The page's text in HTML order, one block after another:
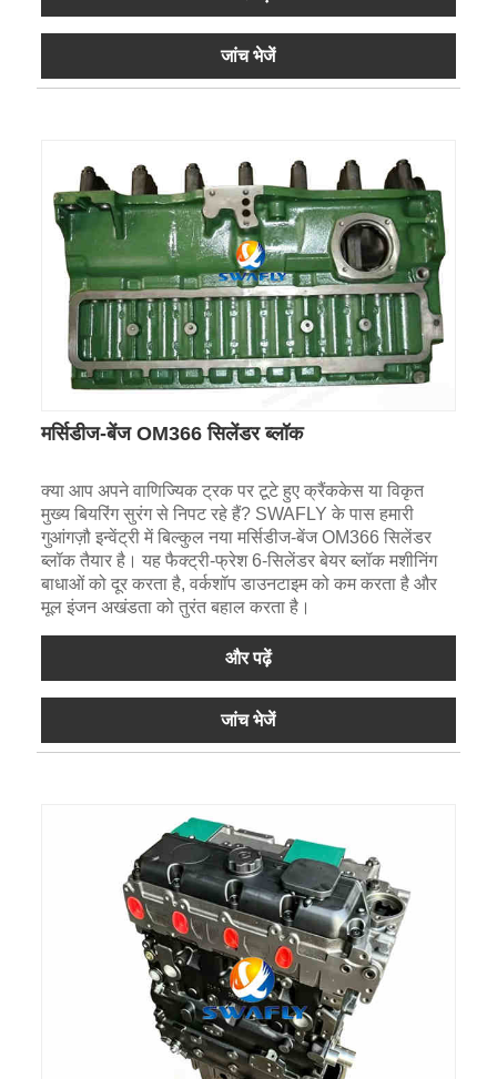
जांच भेजें
मर्सिडीज-बेंज OM366 सिलेंडर ब्लॉक
क्या आप अपने वाणिज्यिक ट्रक पर टूटे हुए क्रैंककेस या विकृत
मुख्य बियरिंग सुरंग से निपट रहे हैं? SWAFLY के पास हमारी
गुआंगज़ौ इन्वेंट्री में बिल्कुल नया मर्सिडीज-बेंज OM366 सिलेंडर
ब्लॉक तैयार है। यह फैक्ट्री-फ्रेश 6-सिलेंडर बेयर ब्लॉक मशीनिंग
बाधाओं को दूर करता है, वर्कशॉप डाउनटाइम को कम करता है और
मूल इंजन अखंडता को तुरंत बहाल करता है।
और पढ़ें
जांच भेजें